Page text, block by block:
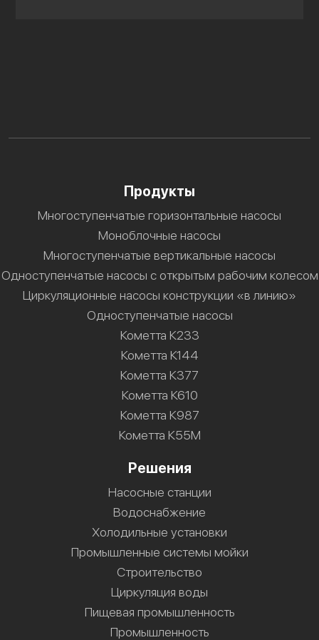
Продукты
Многоступенчатые горизонтальные насосы
Моноблочные насосы
Многоступенчатые вертикальные насосы
Одноступенчатые насосы с открытым рабочим колесом
Циркуляционные насосы конструкции «в линию»
Одноступенчатые насосы
Кометта К233
Кометта К144
Кометта К377
Кометта К610
Кометта К987
Кометта К55М
Решения
Насосные станции
Водоснабжение
Холодильные установки
Промышленные системы мойки
Строительство
Циркуляция воды
Пищевая промышленность
Промышленность